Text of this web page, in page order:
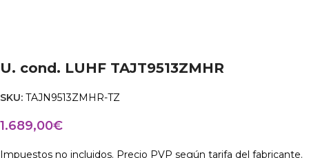
U. cond. LUHF TAJT9513ZMHR
SKU: TAJN9513ZMHR-TZ
1.689,00€
Impuestos no incluidos. Precio PVP según tarifa del fabricante.